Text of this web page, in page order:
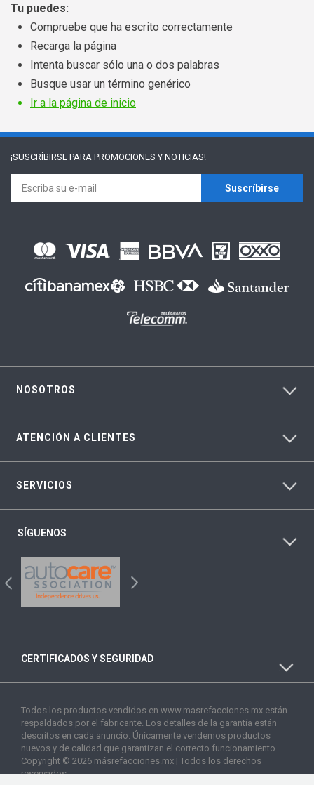
Tu puedes:
Compruebe que ha escrito correctamente
Recarga la página
Intenta buscar sólo una o dos palabras
Busque usar un término genérico
Ir a la página de inicio
¡SUSCRÍBIRSE PARA PROMOCIONES Y NOTICIAS!
Suscríbirse
NOSOTROS
ATENCIÓN A CLIENTES
SERVICIOS
SÍGUENOS
CERTIFICADOS Y SEGURIDAD
Todos los productos vendidos en www.masrefacciones.mx están
respaldados por el fabricante. Los detalles de la garantía están
descritos en cada anuncio. Únicamente vendemos productos
nuevos y de calidad que garantizan el correcto funcionamiento.
Copyright © 2026 másrefacciones.mx | Todos los derechos
reservados